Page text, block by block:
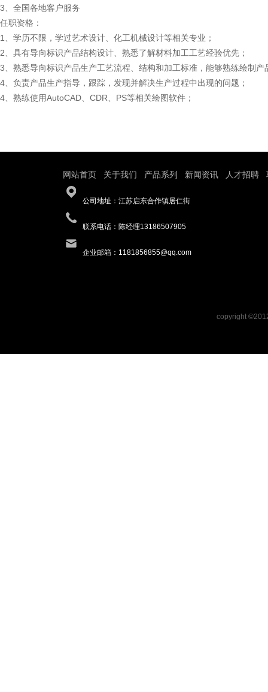
3、全国各地客户服务
任职资格：
1、学历不限，学过艺术设计、化工机械设计等相关专业；
2、具有导向标识产品结构设计、熟悉了解材料加工工艺经验优先；
3、熟悉导向标识产品生产工艺流程、结构和加工标准，能够熟练绘制产
4、负责产品生产指导，跟踪，发现并解决生产过程中出现的问题；
4、熟练使用AutoCAD、CDR、PS等相关绘图软件；
网站首页 关于我们 产品系列 新闻资讯 人才招聘
公司地址：江苏启东合作镇居仁街
联系电话：陈经理13186507905
企业邮箱：1181856855@qq.com
copyright